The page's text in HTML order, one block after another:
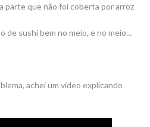
parte que não foi coberta por arroz
de sushi bem no meio, e no meio...
achei um video explicando